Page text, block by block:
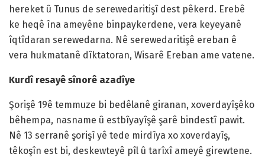
hereket û Tunus de serewedaritişî dest pêkerd. Erebê
ke heqê îna ameyêne binpaykerdene, vera keyeyanê
îqtîdaran serewedarna. Nê serewedaritişê ereban ê
vera hukmatanê dîktatoran, Wisarê Ereban ame vatene.
Kurdî resayê sînorê azadîye
Şorişê 19ê temmuze bi bedêlanê giranan, xoverdayîşêko
bêhempa, nasname û estbîyayîşê şarê bindestî pawit.
Nê 13 serranê şorişî yê tede mirdîya xo xoverdayîş,
têkoşîn est bi, deskewteyê pîl û tarîxî ameyê girewtene.